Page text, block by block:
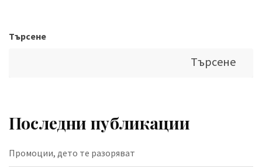
Търсене
Търсене
Последни публикации
Промоции, дето те разоряват